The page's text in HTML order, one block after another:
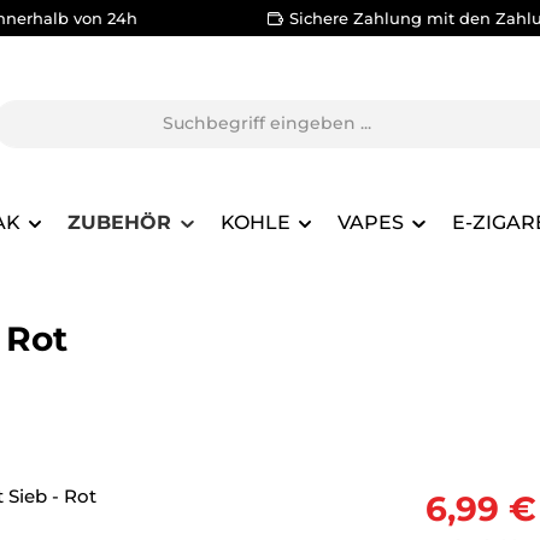
von 24h Sichere Zahlung mit den
ZUBEHÖR KOHLE VAPES E-
6,99 €